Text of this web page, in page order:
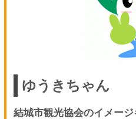
ゆうきちゃん
結城市観光協会のイメー